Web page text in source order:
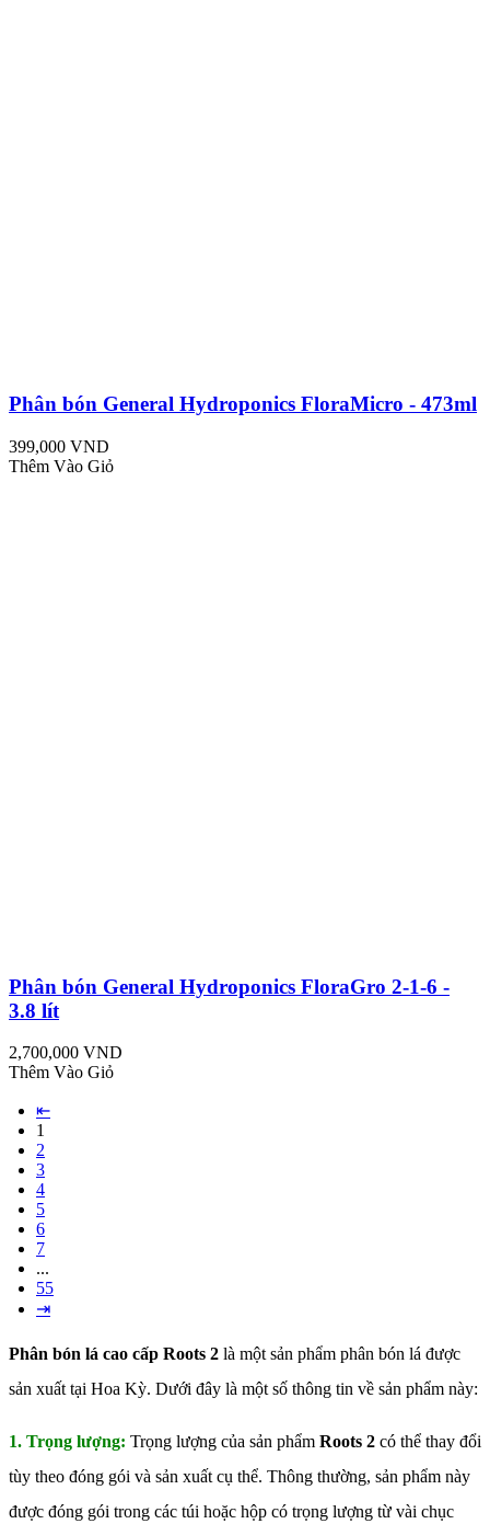
Phân bón General Hydroponics FloraMicro - 473ml
399,000 VND
Thêm Vào Giỏ
Phân bón General Hydroponics FloraGro 2-1-6 -
3.8 lít
2,700,000 VND
Thêm Vào Giỏ
⇤
1
2
3
4
5
6
7
...
55
⇥
Phân bón lá cao cấp Roots 2 là một sản phẩm phân bón lá được
sản xuất tại Hoa Kỳ. Dưới đây là một số thông tin về sản phẩm này:
1. Trọng lượng: Trọng lượng của sản phẩm Roots 2 có thể thay đổi
tùy theo đóng gói và sản xuất cụ thể. Thông thường, sản phẩm này
được đóng gói trong các túi hoặc hộp có trọng lượng từ vài chục